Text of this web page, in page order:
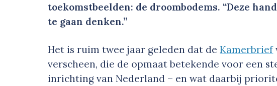
toekomstbeelden: de droombodems. “Deze
te gaan denken.”
Het is ruim twee jaar geleden dat deKamerbrief
verscheen, die de opmaat betekende voor een
inrichting van Nederland – en wat daarbij